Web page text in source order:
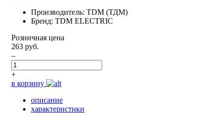
Производитель: TDM (ТДМ)
Бренд: TDM ELECTRIC
Розничная цена
263 руб.
–
+
в корзину
описание
характеристики